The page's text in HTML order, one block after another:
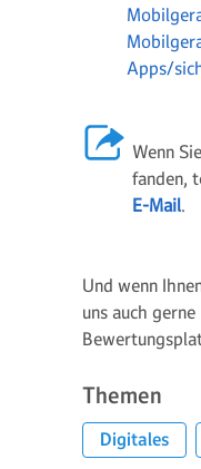
Apps/
Wenn
fanden,
E-Mail.
Und wenn
uns auch
Themen
Digitales